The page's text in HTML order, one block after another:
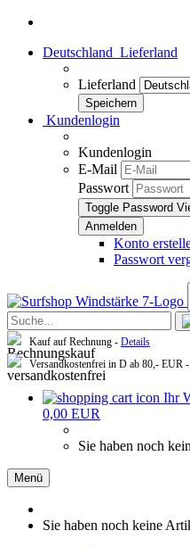
Deutschland Lieferland
Lieferland
Kundenlogin
Kundenlogin
E-Mail
Passwort
Toggle Password
Konto
Passwort
Kauf auf Rechnung - Details
Versandkostenfrei in D ab 80,- EUR -
Ihr
0,00 EUR
Sie haben noch
Menü
Sie haben noch keine